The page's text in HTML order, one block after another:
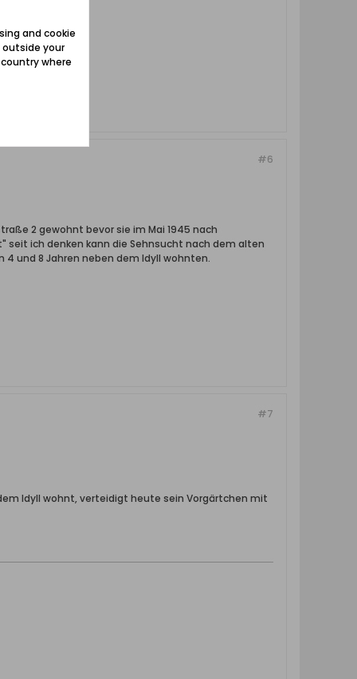
#6
2 gewohnt bevor sie im Mai 1945 nach
seit ich denken kann die Sehnsucht nach dem alten
und 8 Jahren neben dem Idyll wohnten.
#7
Idyll wohnt, verteidigt heute sein Vorgärtchen mit
and cookie
your
where